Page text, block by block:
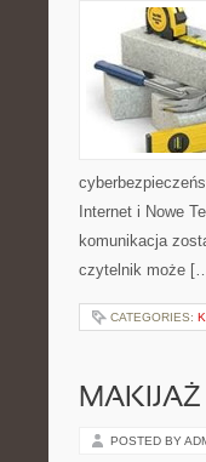
Internet i Nowe
komunikacja
czytelnik może
CATEGORIES:
POSTED BY